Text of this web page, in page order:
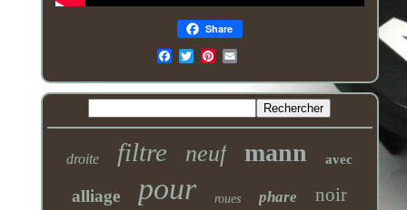
Share
droite filtre neuf mann avec
alliage pour roues phare noir